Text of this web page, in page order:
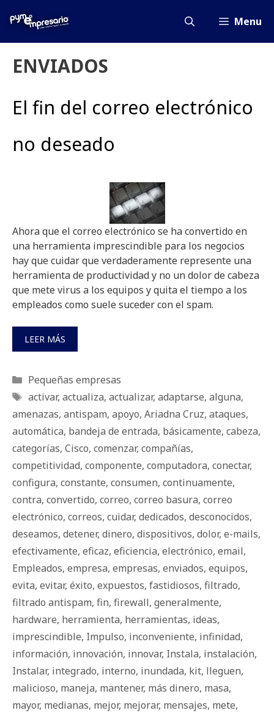
Menu
ENVIADOS
El fin del correo electrónico
no deseado
Ahora que el correo electrónico se ha convertido en
una herramienta imprescindible para los negocios
hay que cuidar que verdaderamente represente una
herramienta de productividad y no un dolor de cabeza
que mete virus a los equipos y quita el tiempo a los
empleados como suele suceder con el spam.
LEER MÁS
Categorías
Pequeñas empresas
Etiquetas
activar, actualiza, actualizar, adaptarse, alguna,
amenazas, antispam, apoyo, Ariadna Cruz, ataques,
automática, bandeja de entrada, básicamente, cabeza,
categorías, Cisco, comenzar, compañías,
competitividad, componente, computadora, conectar,
configura, constante, consumen, continuamente,
contra, convertido, correo, correo basura, correo
electrónico, correos, cuidar, dedicados, desconocidos,
deseamos, detener, dinero, dispositivos, dolor, e-mails,
efectivamente, eficaz, eficiencia, electrónico, email,
Empleados, empresa, empresas, enviados, equipos,
evita, evitar, éxito, expuestos, fastidiosos, filtrado,
filtrado antispam, fin, firewall, generalmente,
hardware, herramienta, herramientas, ideas,
imprescindible, Impulso, inconveniente, infinidad,
información, innovación, innovar, Instala, instalación,
Instalar, integrado, interno, inundada, kit, lleguen,
malicioso, maneja, mantener, más dinero, masa,
mayor, medianas, mejor, mejorar, mensajes, mete,